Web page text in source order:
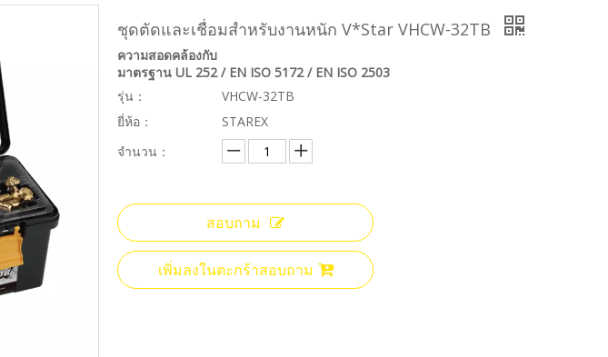
ชุดตัดและเชื่อมสำหรับงานหนัก V*Star VHCW-32TB
ความสอดคล้องกับ
มาตรฐาน UL 252 / EN ISO 5172 / EN ISO 2503
รุ่น：
VHCW-32TB
ยี่ห้อ：
STAREX
จำนวน：
สอบถาม
เพิ่มลงในตะกร้าสอบถาม